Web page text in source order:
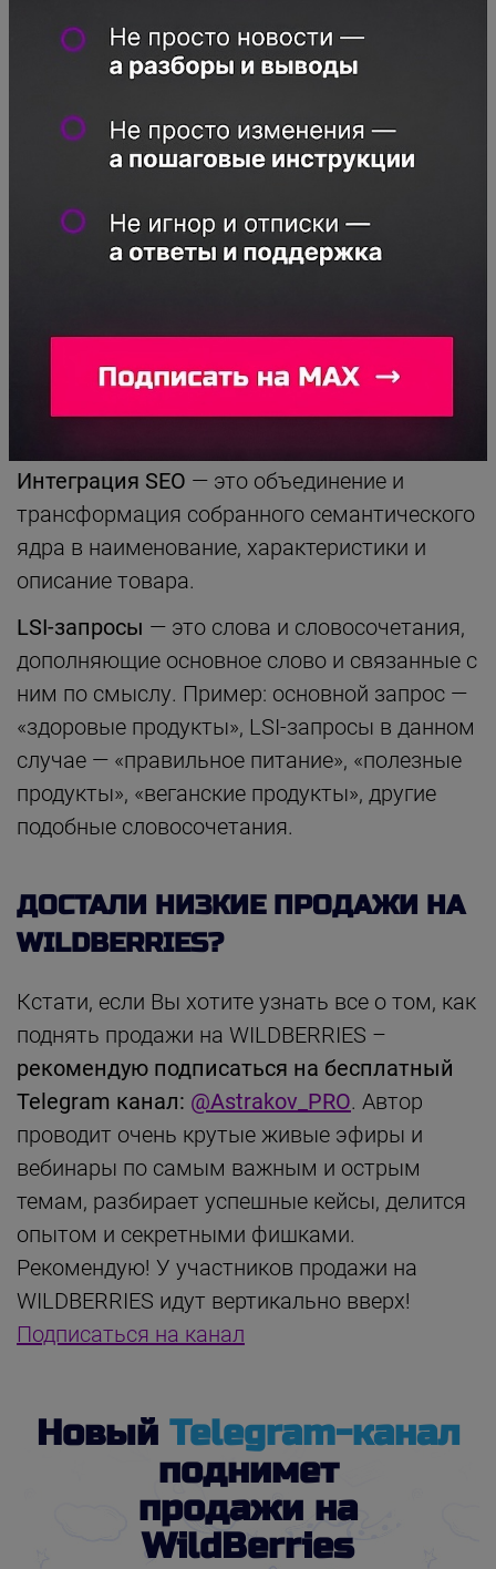
— это стремительный рост карточки
товара, благодаря которому увеличиваются
охват аудитории и количество заказов. Как
правило, буст происходит при вступлении в
акцию или запуске рекламной кампании.
благодаря которому посетители заходят в
карточку товара без рекламного
Органический трафик иначе называют
бесплатным, поскольку, получая его,
Интеграция SEO — это объединение и
трансформация собранного семантического
ядра в наименование, характеристики и
описание товара.
LSI-запросы — это слова и словосочетания,
дополняющие основное слово и связанные с
ним по смыслу. Пример: основной запрос —
«здоровые продукты», LSI-запросы в данном
случае — «правильное питание», «полезные
продукты», «веганские продукты», другие
подобные словосочетания.
ДОСТАЛИ НИЗКИЕ ПРОДАЖИ НА
WILDBERRIES?
Кстати, если Вы хотите узнать все о том, как
поднять продажи на WILDBERRIES –
рекомендую подписаться на бесплатный
Telegram канал: @Astrakov_PRO. Автор
проводит очень крутые живые эфиры и
вебинары по самым важным и острым
темам, разбирает успешные кейсы, делится
опытом и секретными фишками.
Рекомендую! У участников продажи на
WILDBERRIES идут вертикально вверх!
Подписаться на канал
Новый Telegram-канал
поднимет
продажи на
WildBerries